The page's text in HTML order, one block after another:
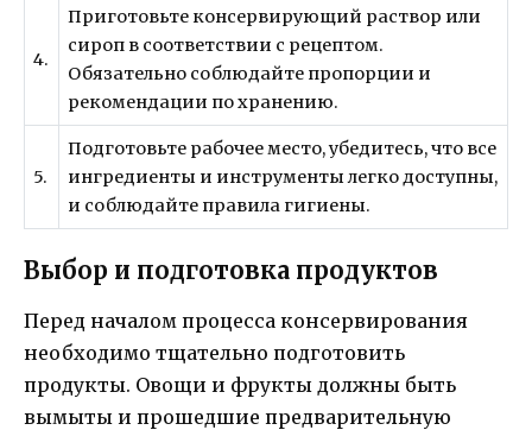
4.
Приготовьте консервирующий раствор или
сироп в соответствии с рецептом.
Обязательно соблюдайте пропорции и
рекомендации по хранению.
5.
Подготовьте рабочее место, убедитесь, что все
ингредиенты и инструменты легко доступны,
и соблюдайте правила гигиены.
Выбор и подготовка продуктов
Перед началом процесса консервирования
необходимо тщательно подготовить
продукты. Овощи и фрукты должны быть
вымыты и прошедшие предварительную